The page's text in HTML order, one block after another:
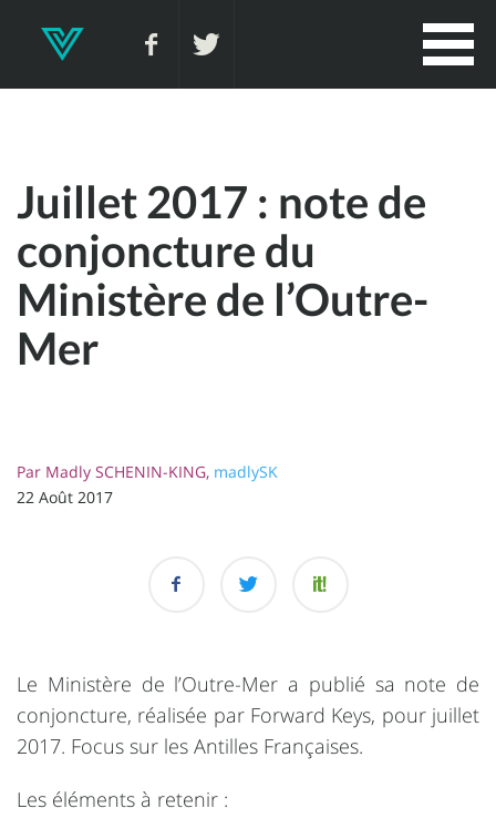
Juillet 2017 : note de
conjoncture du
Ministère de l’Outre-
Mer
Par Madly SCHENIN-KING, madlySK
22 Août 2017
Le Ministère de l’Outre-Mer a publié sa note de
conjoncture, réalisée par Forward Keys, pour juillet
2017. Focus sur les Antilles Françaises.
Les éléments à retenir :